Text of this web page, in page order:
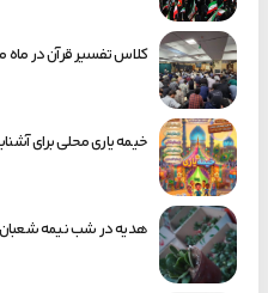
کلاس تفسیر قرآن در ماه
خیمه یاری محلی برای
هدیه در شب نیمه شعبان